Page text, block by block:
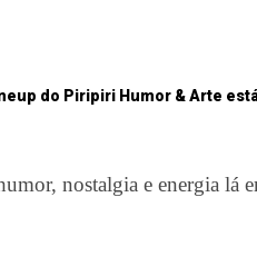
nostalgia e energia